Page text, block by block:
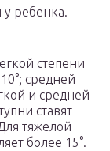
у ребенка.
степени
средней
и средней
ставят
тяжелой
более 15°.